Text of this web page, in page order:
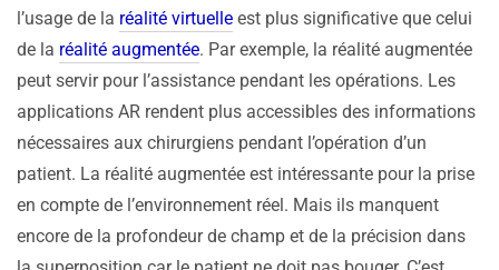
l’usage de la réalité virtuelle est plus significative que celui
de la réalité augmentée. Par exemple, la réalité augmentée
peut servir pour l’assistance pendant les opérations. Les
applications AR rendent plus accessibles des informations
nécessaires aux chirurgiens pendant l’opération d’un
patient. La réalité augmentée est intéressante pour la prise
en compte de l’environnement réel. Mais ils manquent
encore de la profondeur de champ et de la précision dans